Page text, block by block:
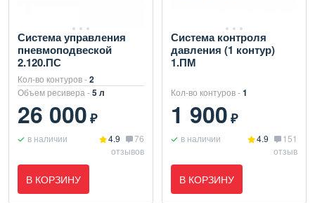
Система управления
пневмоподвеской
2.120.ПС
Кол-во контуров -2
Объем ресивера -5 л
26 000₽
в наличии 4.9
76
отзывов
В КОРЗИНУ
Система контроля
давления (1 контур)
1.ПМ
Кол-во контуров -1
1 900₽
в наличии 4.9
151
отзыв
В КОРЗИНУ